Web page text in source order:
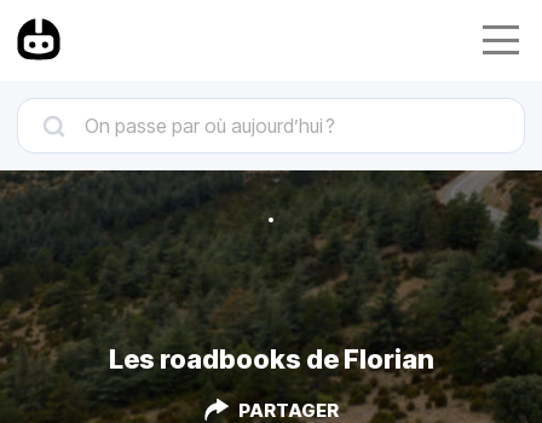
Les roadbooks de Florian
PARTAGER